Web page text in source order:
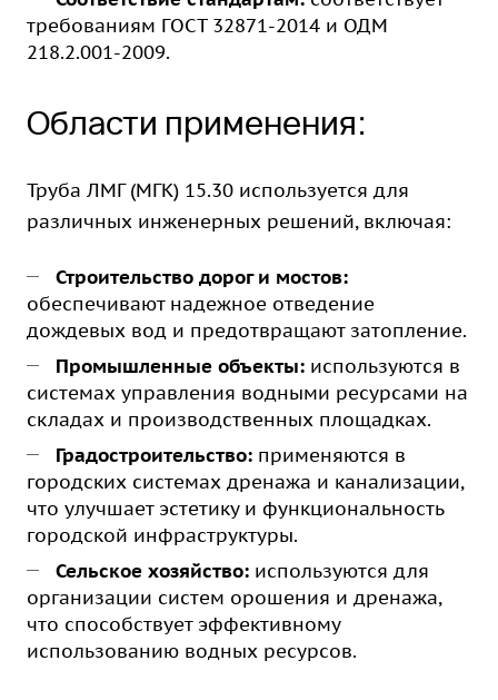
требованиям ГОСТ 32871-2014 и ОДМ
218.2.001-2009.
Области применения:
Труба ЛМГ (МГК) 15.30 используется для
различных инженерных решений, включая:
Строительство дорог и мостов:
обеспечивают надежное отведение
дождевых вод и предотвращают затопление.
Промышленные объекты: используются в
системах управления водными ресурсами на
складах и производственных площадках.
Градостроительство: применяются в
городских системах дренажа и канализации,
что улучшает эстетику и функциональность
городской инфраструктуры.
Сельское хозяйство: используются для
организации систем орошения и дренажа,
что способствует эффективному
использованию водных ресурсов.